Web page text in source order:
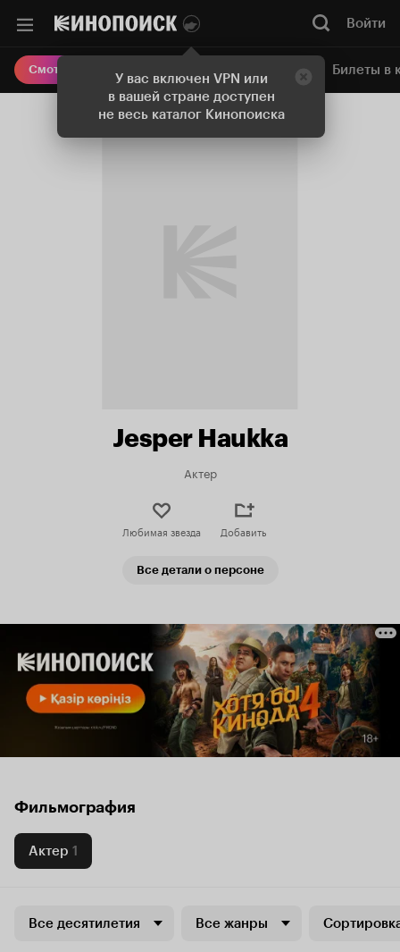
У вас включен VPN или
в вашей стране доступен
не весь каталог Кинопоиска
Войти
Смотреть кино Онлайн-кинотеатр Билеты в
Jesper Haukka
Актер
Любимая звезда Добавить
Все детали о персоне
Фильмография
Актер 1
Все десятилетия Все жанры